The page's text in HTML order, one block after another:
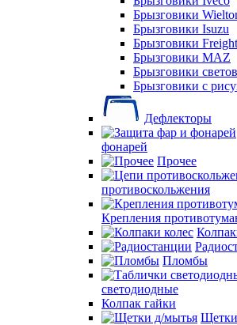
Брызговики
Брызговики Isuzu
Брызговики
Брызговики MAZ
Брызговики
Брызговики с
Дефлекторы
фонарей
Прочее
противоскольжения
Крепления
Пломбы
светодиодные
Колпак гайки